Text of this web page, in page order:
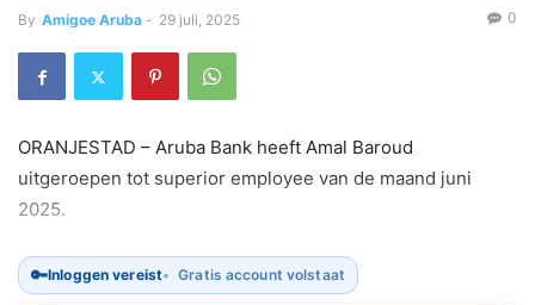
By Amigoe Aruba - 29 juli, 2025 0
ORANJESTAD – Aruba Bank heeft Amal Baroud
uitgeroepen tot superior employee van de maand juni
2025.
🔑Inloggen vereist Gratis account volstaat